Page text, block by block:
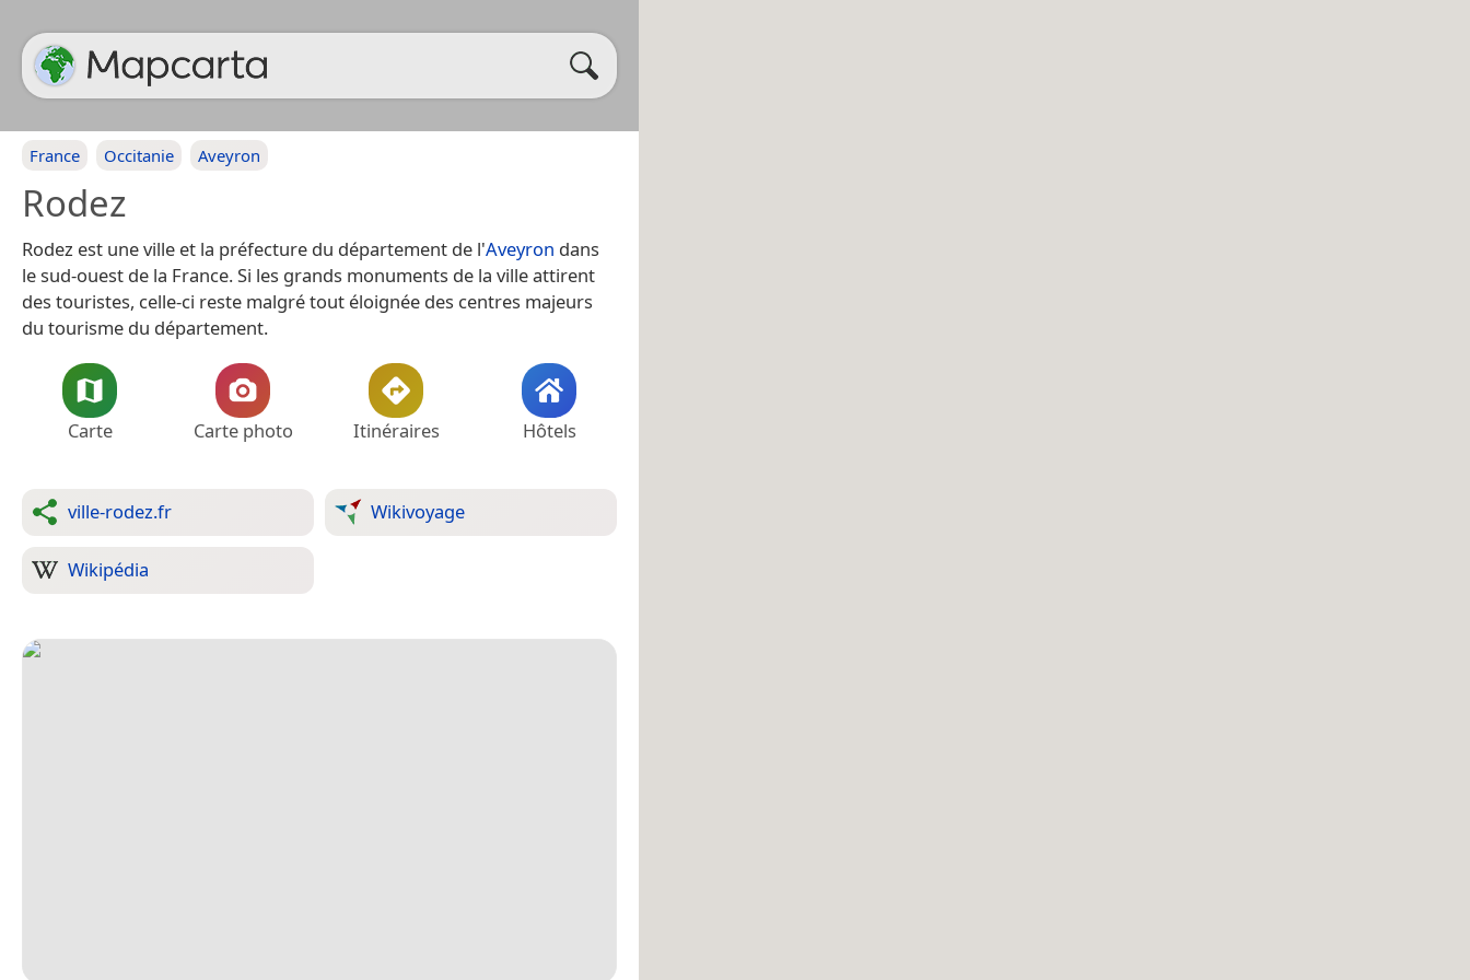
France Occitanie Aveyron
Rodez
Rodez est une ville et la préfecture du département de l'Aveyron dans
le sud-ouest de la France. Si les grands monuments de la ville attirent
des touristes, celle-ci reste malgré tout éloignée des centres majeurs
du tourisme du département.
Carte Carte photo Itinéraires Hôtels
ville-rodez.fr Wikivoyage
Wikipédia